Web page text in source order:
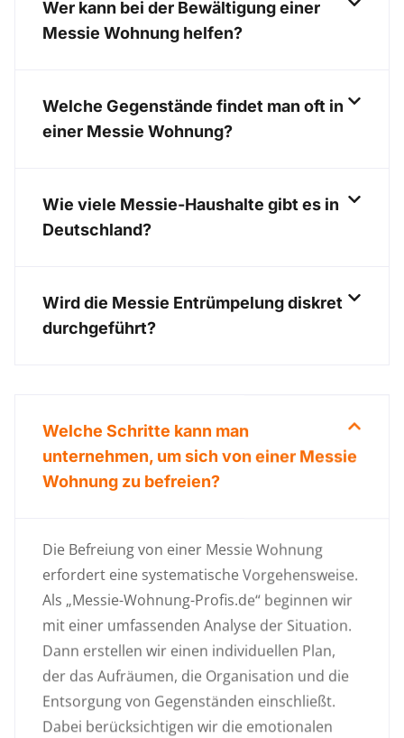
Wer kann bei der Bewältigung einer
Messie Wohnung helfen?
Welche Gegenstände findet man oft in
einer Messie Wohnung?
Wie viele Messie-Haushalte gibt es in
Deutschland?
Wird die Messie Entrümpelung diskret
durchgeführt?
Welche Schritte kann man
unternehmen, um sich von einer Messie
Wohnung zu befreien?
Die Befreiung von einer Messie Wohnung
erfordert eine systematische Vorgehensweise.
Als „Messie-Wohnung-Profis.de“ beginnen wir
mit einer umfassenden Analyse der Situation.
Dann erstellen wir einen individuellen Plan,
der das Aufräumen, die Organisation und die
Entsorgung von Gegenständen einschließt.
Dabei berücksichtigen wir die emotionalen